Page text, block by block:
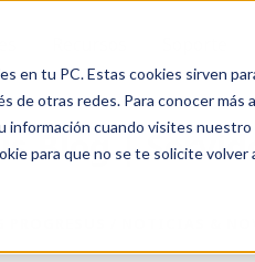
en tu PC. Estas cookies sirven
de otras redes. Para conocer
información cuando visites
para que no se te solicite
Blog |